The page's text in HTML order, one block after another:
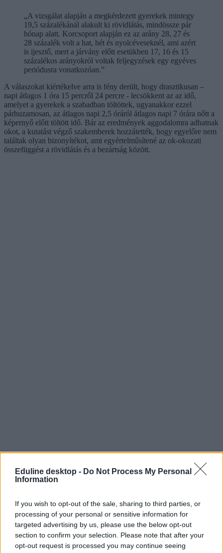
Eduline desktop - Do Not Process My Personal
Information
If you wish to opt-out of the sale, sharing to third parties, or
processing of your personal or sensitive information for
targeted advertising by us, please use the below opt-out
section to confirm your selection. Please note that after your
opt-out request is processed you may continue seeing
„A vizsgálat alapján a megkérdezett gyerekek mintegy
19,5 százalékánál alakult ki rövidlátás, mindössze pár
hónap alatt. Korcsoport alapján ez az arány 28, 27 és
28 százalék volt a hat, hét és nyolcéveseknél, ami azért
is ijesztő, mert a járvány előtt esetükben 17, 16 és 15
százalékos arányokról voltak feljegyzések egy egyéves
periódusra vonatkozóan.”
A válaszokat kiértékelve arra is fény derült, hogy drasztikusan –
napi átlagos 1 óra 15 percről 24 percre - lecsökkent az az idő,
amelyet a gyerekek a szabadban töltöttek, ugyanakkor ezzel
párhuzamosan, az átlagos napi 2,5 óráról átlagos napi 7 órára nőtt a
képernyő előtt töltött idő. Bár az eredmények aggodalomra adhatnak
okot, a kutatást végző szakemberek hozzátették, hogy egyelőre nem
találtak olyan bizonyítékot, ami egyértelműsítené az ok-okozati
összefüggést a rövidlátás és a bezártság között.